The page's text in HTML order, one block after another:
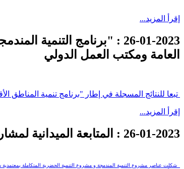
إقرأ المزيد...
26-01-2023 : "برنامج التنمية
العامة ومكتب العمل الدولي
تبعا للنتائج المسجلة في إطار "برنامج تنمية المناطق
إقرأ المزيد...
26-01-2023 : المتابعة الميدانية
شكلت عناصر مشروع التنمية المندمجة و مشروع التنمية الحضرية المتكاملة بمعتمدية